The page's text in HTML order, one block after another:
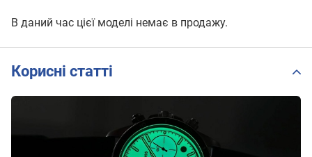
В даний час цієї моделі немає в продажу.
Корисні статті